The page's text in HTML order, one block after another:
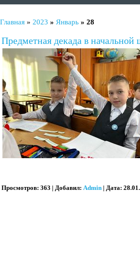
Главная » 2023 » Январь » 28
Предметная декада в начальной
Просмотров: 363 | Добавил: Admin | Дата: